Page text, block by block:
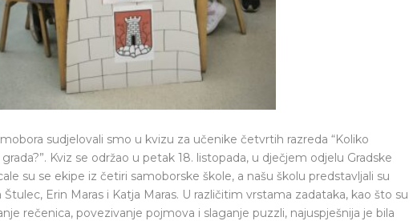
sudjelovali smo u kvizu za učenike četvrtih razreda “Koliko
Kviz se održao u petak 18. listopada, u dječjem odjelu Gradske
su se ekipe iz četiri samoborske škole, a našu školu predstavljali su
Štulec, Erin Maras i Katja Maras. U različitim vrstama zadataka, kao što su
rečenica, povezivanje pojmova i slaganje puzzli, najuspješnija je bila